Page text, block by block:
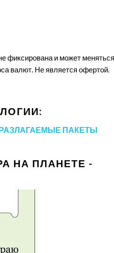
фиксирована и может
валют. Не является офертой.
ПАКЕТЫ
НА ПЛАНЕТЕ -